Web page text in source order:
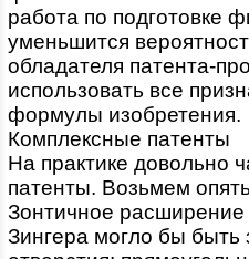
работа по подготовке
уменьшится
обладателя патента-
использовать все
формулы изобретения.
Комплексные патенты
На практике довольно
патенты. Возьмем
Зонтичное
Зингера могло бы